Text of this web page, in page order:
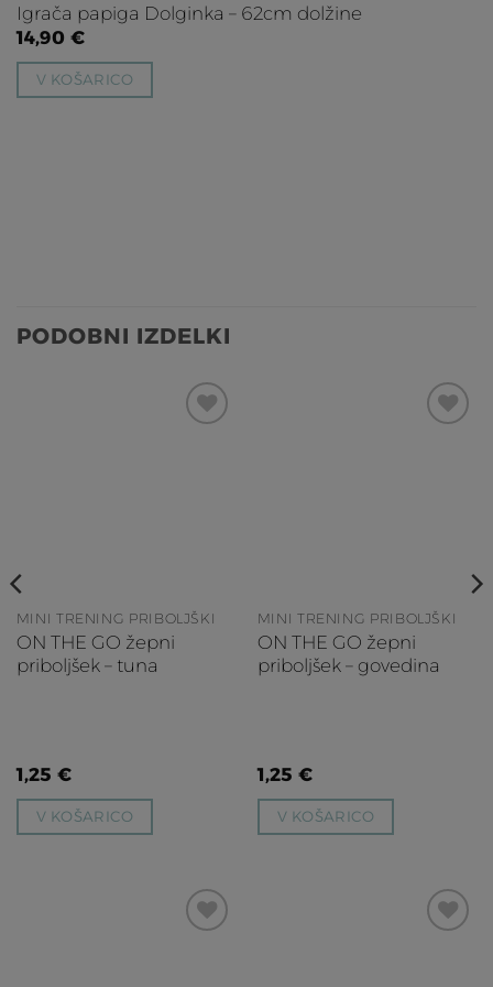
dolžine
Mačja igrača – igralna palica s
PODOBNI IZDELKI
MINI TRENING PRIBOLJŠKI
ON THE GO žepni
priboljšek – tuna
1,25 €
V KOŠARICO
MINI TRENING PRIBOLJŠKI
ON THE GO žepni
priboljšek – govedina
1,25 €
V KOŠARICO